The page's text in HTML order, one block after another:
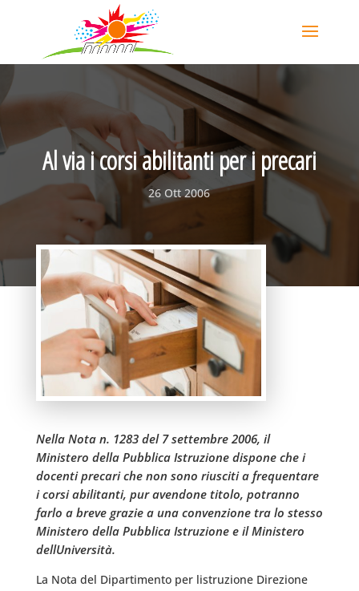
Al via i corsi abilitanti per i precari
26 Ott 2006
Nella Nota n. 1283 del 7 settembre 2006, il
Ministero della Pubblica Istruzione dispone che i
docenti precari che non sono riusciti a frequentare
i corsi abilitanti, pur avendone titolo, potranno
farlo a breve grazie a una convenzione tra lo stesso
Ministero della Pubblica Istruzione e il Ministero
dellUniversità.
La Nota del Dipartimento per listruzione Direzione